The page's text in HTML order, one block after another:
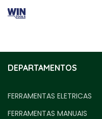
DEPARTAMENTOS
FERRAMENTAS ELETRICAS
FERRAMENTAS MANUAIS